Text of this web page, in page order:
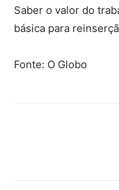
Saber o valor do
básica para
Fonte: O Globo